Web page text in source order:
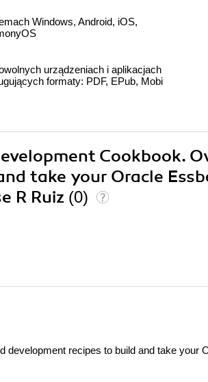
Windows, Android, iOS,
urządzeniach i aplikacjach
formaty: PDF, EPub, Mobi
Cookbook.
take your Oracle
R Ruiz (0)
recipes to build and take your